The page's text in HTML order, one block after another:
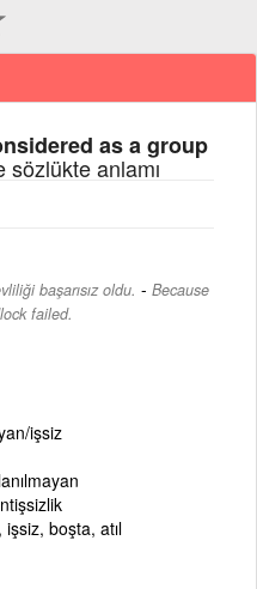
as a group
anlamı
başarısız oldu. - Because
failed.
işsiz
işsiz, boşta, atıl